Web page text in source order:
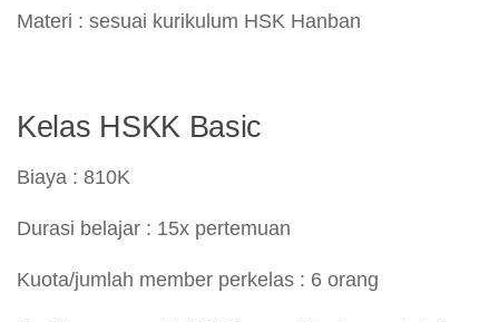
Materi : sesuai kurikulum HSK Hanban
Kelas HSKK Basic
Biaya : 810K
Durasi belajar : 15x pertemuan
Kuota/jumlah member perkelas : 6 orang